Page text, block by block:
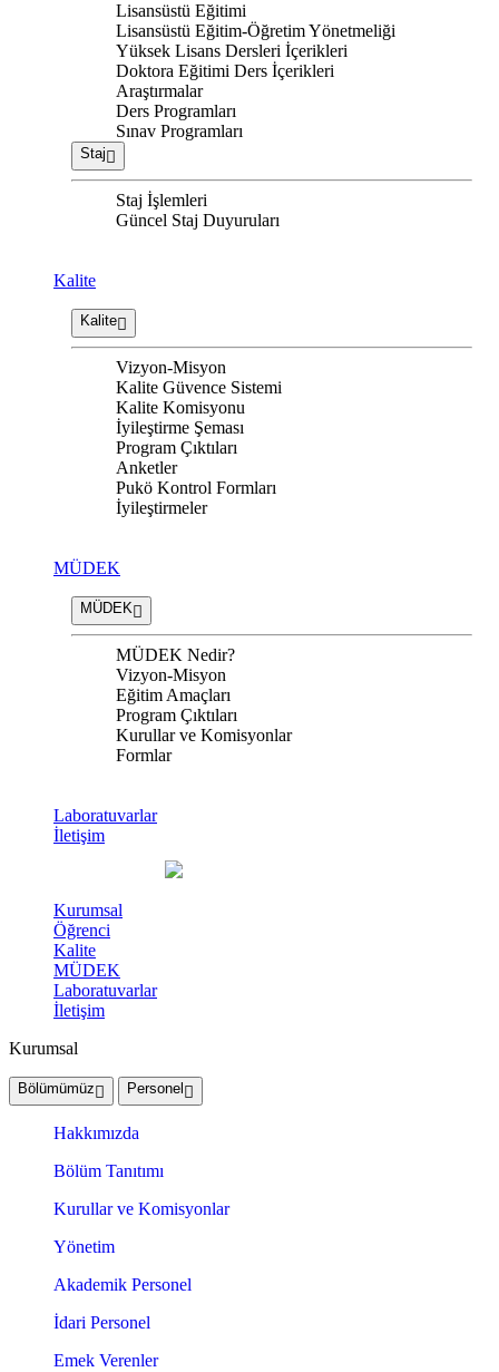
Lisansüstü Eğitimi
Lisansüstü Eğitim-Öğretim Yönetmeliği
Yüksek Lisans Dersleri İçerikleri
Doktora Eğitimi Ders İçerikleri
Araştırmalar
Ders Programları
Sınav Programları
Staj
Staj İşlemleri
Güncel Staj Duyuruları
Kalite
Kalite
Vizyon-Misyon
Kalite Güvence Sistemi
Kalite Komisyonu
İyileştirme Şeması
Program Çıktıları
Anketler
Pukö Kontrol Formları
İyileştirmeler
MÜDEK
MÜDEK
MÜDEK Nedir?
Vizyon-Misyon
Eğitim Amaçları
Program Çıktıları
Kurullar ve Komisyonlar
Formlar
Laboratuvarlar
İletişim
Kurumsal
Öğrenci
Kalite
MÜDEK
Laboratuvarlar
İletişim
Kurumsal
Bölümümüz Personel
Hakkımızda
Bölüm Tanıtımı
Kurullar ve Komisyonlar
Yönetim
Akademik Personel
İdari Personel
Emek Verenler